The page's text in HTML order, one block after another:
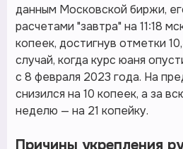
данным Московской биржи,
расчетами "завтра" на 11:18
копеек, достигнув отметки
случай, когда курс юаня
с 8 февраля 2023 года. На
снизился на 10 копеек, а за
неделю — на 21 копейку.
Причины укрепления